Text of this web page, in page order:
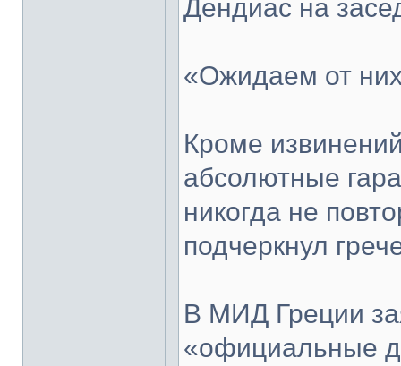
Дендиас на
«Ожидаем от
Кроме
абсолютные
никогда не
подчеркнул
В МИД Греции
«официальные